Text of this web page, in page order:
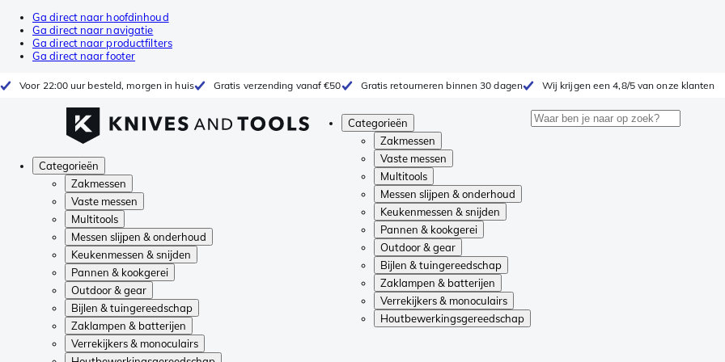
Ga direct naar hoofdinhoud
Ga direct naar navigatie
Ga direct naar productfilters
Ga direct naar footer
Voor 22:00 uur besteld, morgen in huis Gratis verzending vanaf €50 Gratis retourneren binnen 30 dagen Wij krijgen een 4,8/5 van onze klanten
Categorieën
Zakmessen
Vaste messen
Multitools
Messen slijpen & onderhoud
Keukenmessen & snijden
Pannen & kookgerei
Outdoor & gear
Bijlen & tuingereedschap
Zaklampen & batterijen
Verrekijkers & monoculairs
Houtbewerkingsgereedschap
Categorieën
Zakmessen
Vaste messen
Multitools
Messen slijpen & onderhoud
Keukenmessen & snijden
Pannen & kookgerei
Outdoor & gear
Bijlen & tuingereedschap
Zaklampen & batterijen
Verrekijkers & monoculairs